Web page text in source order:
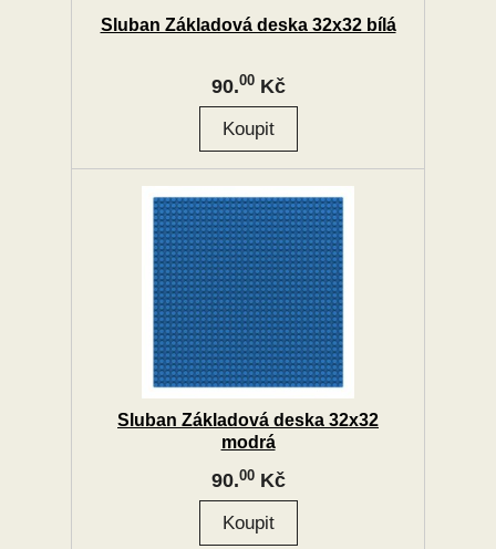
Sluban Základová deska 32x32 bílá
90.00Kč
Sluban Základová deska 32x32
modrá
90.00Kč